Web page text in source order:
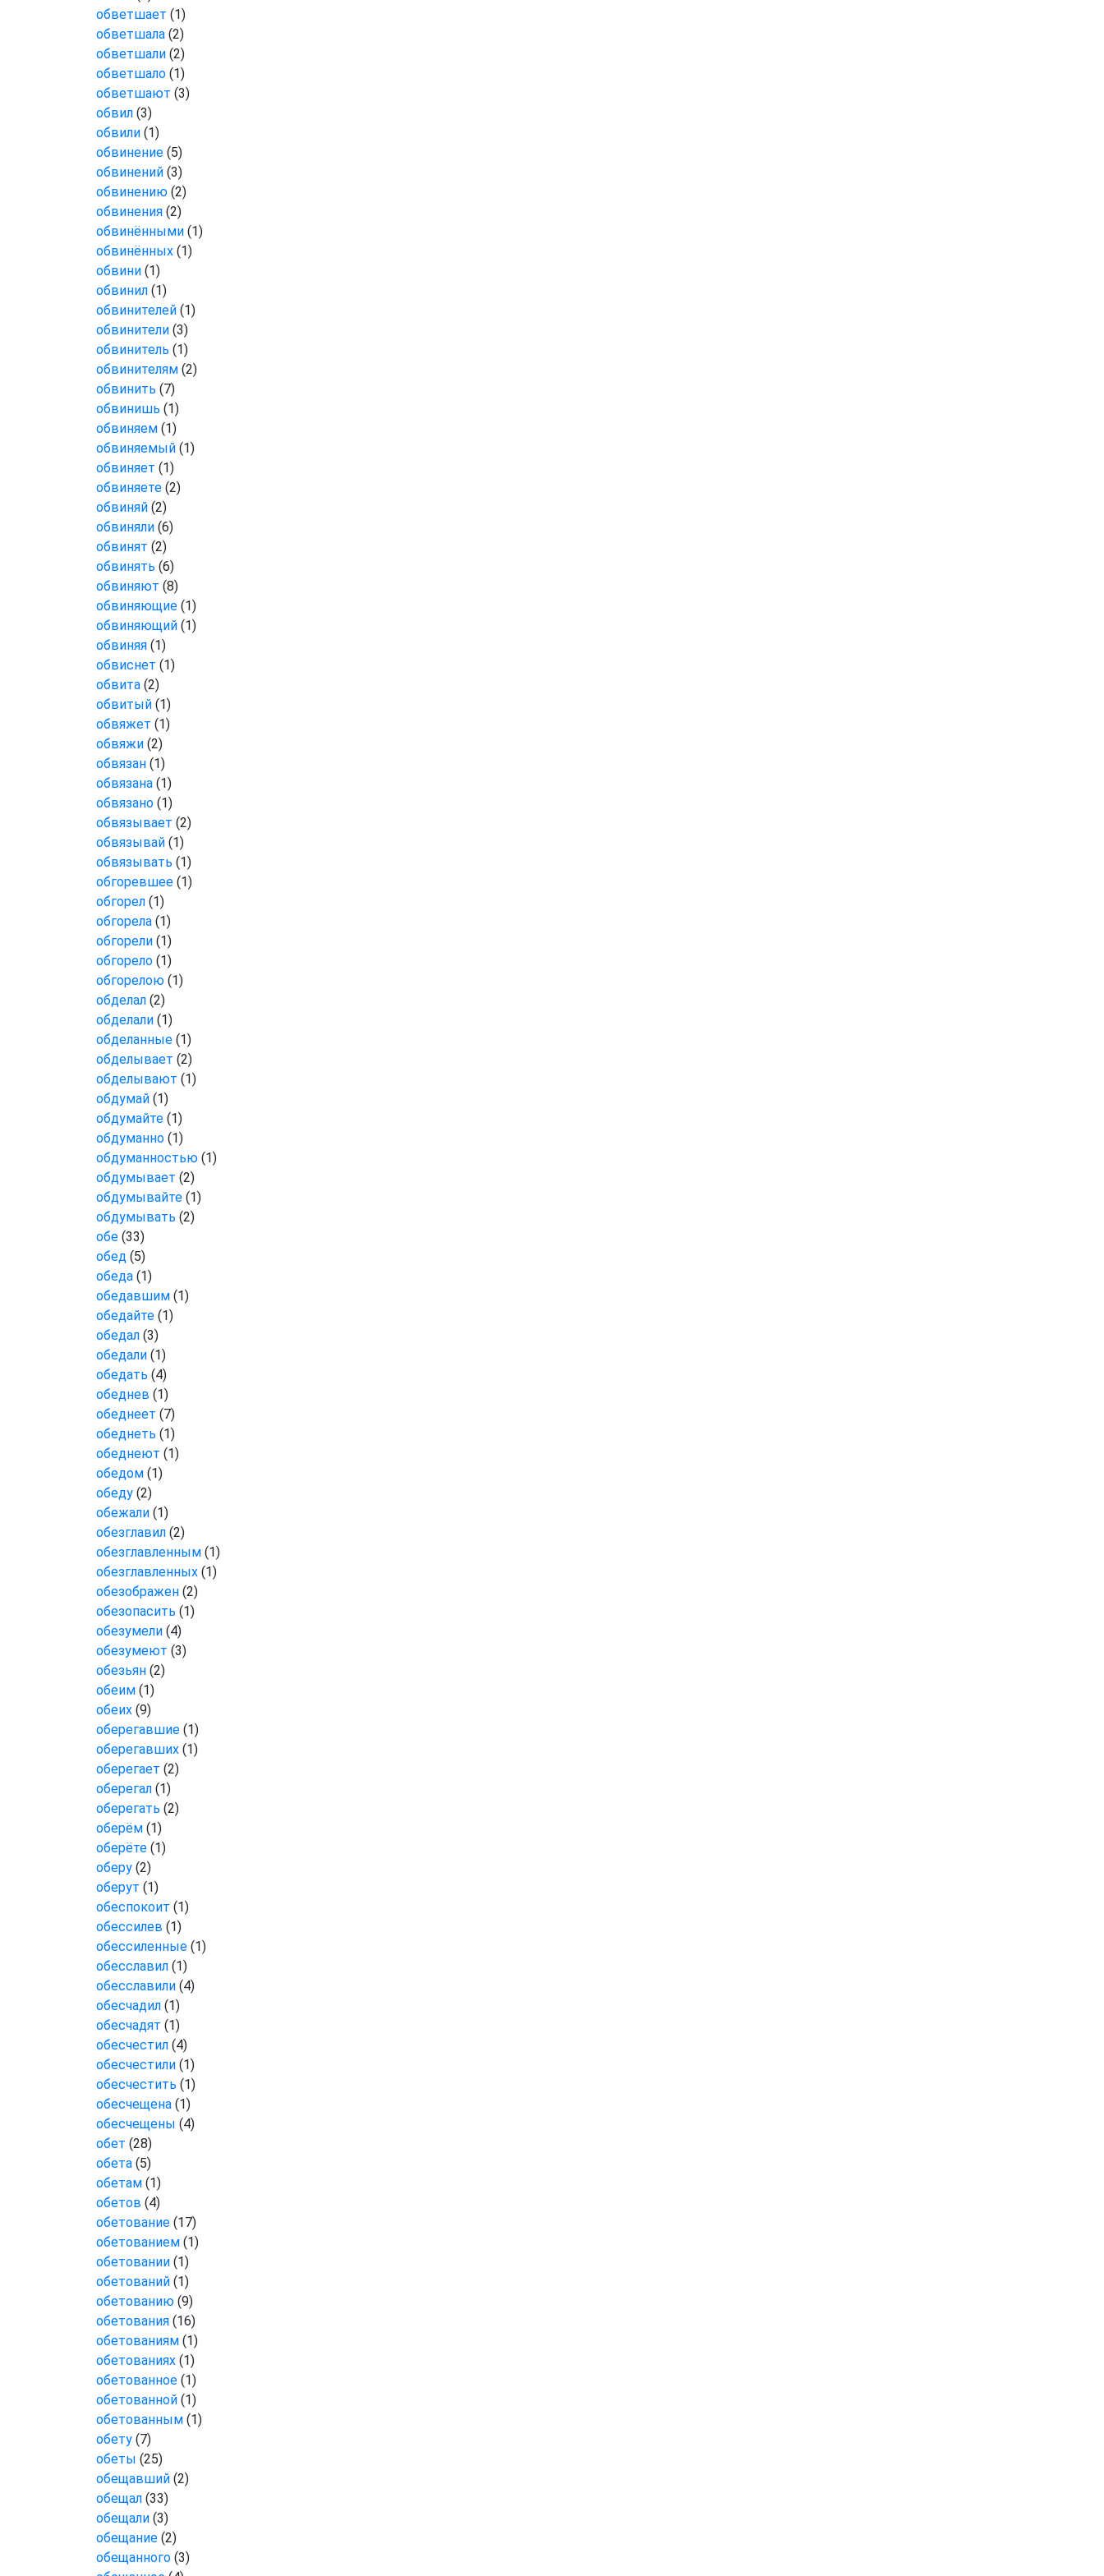
обветшает (1)
обветшала (2)
обветшали (2)
обветшало (1)
обветшают (3)
обвил (3)
обвили (1)
обвинение (5)
обвинений (3)
обвинению (2)
обвинения (2)
обвинёнными (1)
обвинённых (1)
обвини (1)
обвинил (1)
обвинителей (1)
обвинители (3)
обвинитель (1)
обвинителям (2)
обвинить (7)
обвинишь (1)
обвиняем (1)
обвиняемый (1)
обвиняет (1)
обвиняете (2)
обвиняй (2)
обвиняли (6)
обвинят (2)
обвинять (6)
обвиняют (8)
обвиняющие (1)
обвиняющий (1)
обвиняя (1)
обвиснет (1)
обвита (2)
обвитый (1)
обвяжет (1)
обвяжи (2)
обвязан (1)
обвязана (1)
обвязано (1)
обвязывает (2)
обвязывай (1)
обвязывать (1)
обгоревшее (1)
обгорел (1)
обгорела (1)
обгорели (1)
обгорело (1)
обгорелою (1)
обделал (2)
обделали (1)
обделанные (1)
обделывает (2)
обделывают (1)
обдумай (1)
обдумайте (1)
обдуманно (1)
обдуманностью (1)
обдумывает (2)
обдумывайте (1)
обдумывать (2)
обе (33)
обед (5)
обеда (1)
обедавшим (1)
обедайте (1)
обедал (3)
обедали (1)
обедать (4)
обеднев (1)
обеднеет (7)
обеднеть (1)
обеднеют (1)
обедом (1)
обеду (2)
обежали (1)
обезглавил (2)
обезглавленным (1)
обезглавленных (1)
обезображен (2)
обезопасить (1)
обезумели (4)
обезумеют (3)
обезьян (2)
обеим (1)
обеих (9)
оберегавшие (1)
оберегавших (1)
оберегает (2)
оберегал (1)
оберегать (2)
оберём (1)
оберёте (1)
оберу (2)
оберут (1)
обеспокоит (1)
обессилев (1)
обессиленные (1)
обесславил (1)
обесславили (4)
обесчадил (1)
обесчадят (1)
обесчестил (4)
обесчестили (1)
обесчестить (1)
обесчещена (1)
обесчещены (4)
обет (28)
обета (5)
обетам (1)
обетов (4)
обетование (17)
обетованием (1)
обетовании (1)
обетований (1)
обетованию (9)
обетования (16)
обетованиям (1)
обетованиях (1)
обетованное (1)
обетованной (1)
обетованным (1)
обету (7)
обеты (25)
обещавший (2)
обещал (33)
обещали (3)
обещание (2)
обещанного (3)